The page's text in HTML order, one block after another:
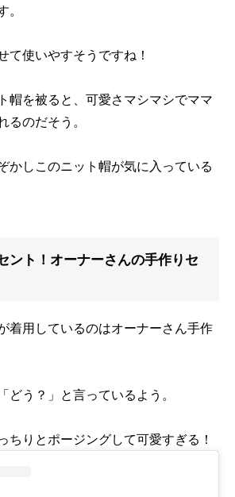
て使いやすそうですね！
帽を被ると、可愛さマシマシでママ
るのだそう。
かしこのニット帽が気に入っている
ント！オーナーさんの手作りセ
着用しているのはオーナーさん手作
どう？」と言っているよう。
ちりとポージングして可愛すぎる！